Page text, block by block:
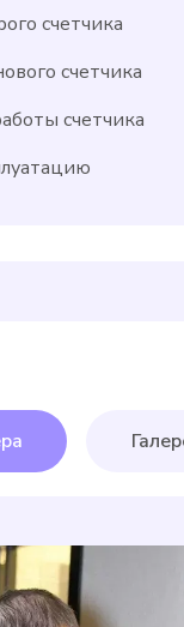
счетчика
счетчика
счетчика